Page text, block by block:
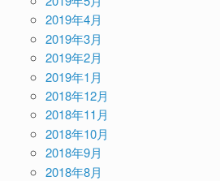
2019年4月
2019年3月
2019年2月
2019年1月
2018年12月
2018年11月
2018年10月
2018年9月
2018年8月